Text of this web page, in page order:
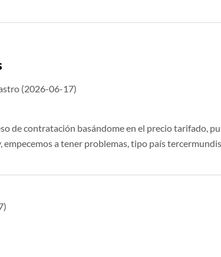
(2026-06-17)
de contratación basándome en el precio tarifado,
empecemos a tener problemas, tipo país